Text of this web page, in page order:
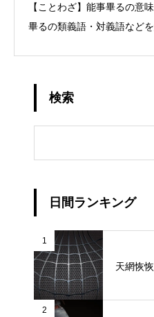
【ことわざ】能事畢るの意
畢るの類義語・対義語などを
検索
日間ランキング
1
天網恢
2